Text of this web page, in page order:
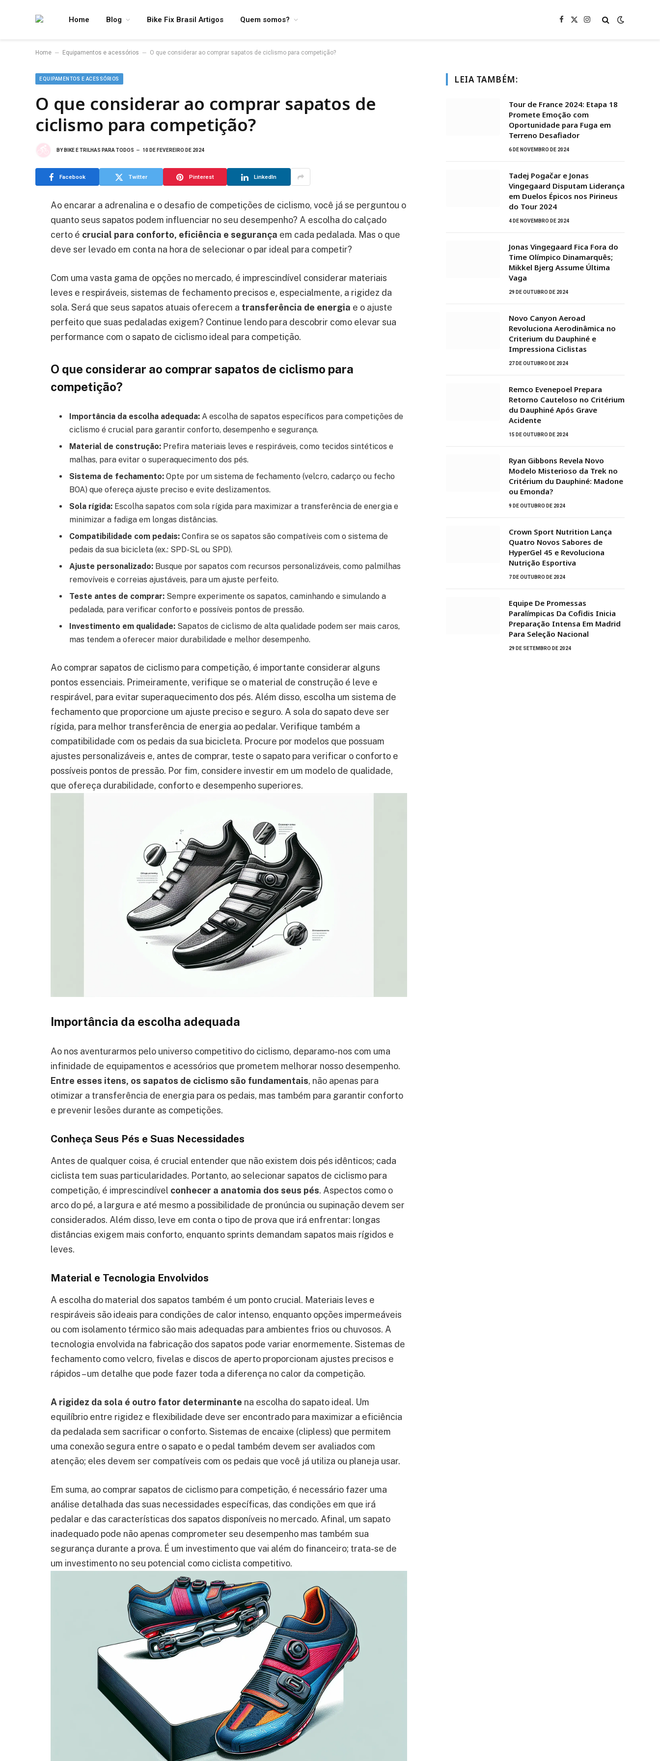
Home Blog Bike Fix Brasil Artigos Quem somos? Facebook
X
Instagram
Home – Equipamentos e acessórios – O que considerar ao comprar sapatos de ciclismo para competição?
EQUIPAMENTOS E ACESSÓRIOS
O que considerar ao comprar sapatos de
ciclismo para competição?
BY BIKE E TRILHAS PARA TODOS 10 DE FEVEREIRO DE 2024
Facebook Twitter Pinterest LinkedIn
Ao encarar a adrenalina e o desafio de competições de ciclismo, você já se perguntou o
quanto seus sapatos podem influenciar no seu desempenho? A escolha do calçado
certo é crucial para conforto, eficiência e segurança em cada pedalada. Mas o que
deve ser levado em conta na hora de selecionar o par ideal para competir?
Com uma vasta gama de opções no mercado, é imprescindível considerar materiais
leves e respiráveis, sistemas de fechamento precisos e, especialmente, a rigidez da
sola. Será que seus sapatos atuais oferecem a transferência de energia e o ajuste
perfeito que suas pedaladas exigem? Continue lendo para descobrir como elevar sua
performance com o sapato de ciclismo ideal para competição.
O que considerar ao comprar sapatos de ciclismo para
competição?
Importância da escolha adequada: A escolha de sapatos específicos para competições de
ciclismo é crucial para garantir conforto, desempenho e segurança.
Material de construção: Prefira materiais leves e respiráveis, como tecidos sintéticos e
malhas, para evitar o superaquecimento dos pés.
Sistema de fechamento: Opte por um sistema de fechamento (velcro, cadarço ou fecho
BOA) que ofereça ajuste preciso e evite deslizamentos.
Sola rígida: Escolha sapatos com sola rígida para maximizar a transferência de energia e
minimizar a fadiga em longas distâncias.
Compatibilidade com pedais: Confira se os sapatos são compatíveis com o sistema de
pedais da sua bicicleta (ex.: SPD-SL ou SPD).
Ajuste personalizado: Busque por sapatos com recursos personalizáveis, como palmilhas
removíveis e correias ajustáveis, para um ajuste perfeito.
Teste antes de comprar: Sempre experimente os sapatos, caminhando e simulando a
pedalada, para verificar conforto e possíveis pontos de pressão.
Investimento em qualidade: Sapatos de ciclismo de alta qualidade podem ser mais caros,
mas tendem a oferecer maior durabilidade e melhor desempenho.
Ao comprar sapatos de ciclismo para competição, é importante considerar alguns
pontos essenciais. Primeiramente, verifique se o material de construção é leve e
respirável, para evitar superaquecimento dos pés. Além disso, escolha um sistema de
fechamento que proporcione um ajuste preciso e seguro. A sola do sapato deve ser
rígida, para melhor transferência de energia ao pedalar. Verifique também a
compatibilidade com os pedais da sua bicicleta. Procure por modelos que possuam
ajustes personalizáveis e, antes de comprar, teste o sapato para verificar o conforto e
possíveis pontos de pressão. Por fim, considere investir em um modelo de qualidade,
que ofereça durabilidade, conforto e desempenho superiores.
Importância da escolha adequada
Ao nos aventurarmos pelo universo competitivo do ciclismo, deparamo-nos com uma
infinidade de equipamentos e acessórios que prometem melhorar nosso desempenho.
Entre esses itens, os sapatos de ciclismo são fundamentais, não apenas para
otimizar a transferência de energia para os pedais, mas também para garantir conforto
e prevenir lesões durante as competições.
Conheça Seus Pés e Suas Necessidades
Antes de qualquer coisa, é crucial entender que não existem dois pés idênticos; cada
ciclista tem suas particularidades. Portanto, ao selecionar sapatos de ciclismo para
competição, é imprescindível conhecer a anatomia dos seus pés. Aspectos como o
arco do pé, a largura e até mesmo a possibilidade de pronúncia ou supinação devem ser
considerados. Além disso, leve em conta o tipo de prova que irá enfrentar: longas
distâncias exigem mais conforto, enquanto sprints demandam sapatos mais rígidos e
leves.
Material e Tecnologia Envolvidos
A escolha do material dos sapatos também é um ponto crucial. Materiais leves e
respiráveis são ideais para condições de calor intenso, enquanto opções impermeáveis
ou com isolamento térmico são mais adequadas para ambientes frios ou chuvosos. A
tecnologia envolvida na fabricação dos sapatos pode variar enormemente. Sistemas de
fechamento como velcro, fivelas e discos de aperto proporcionam ajustes precisos e
rápidos – um detalhe que pode fazer toda a diferença no calor da competição.
A rigidez da sola é outro fator determinante na escolha do sapato ideal. Um
equilíbrio entre rigidez e flexibilidade deve ser encontrado para maximizar a eficiência
da pedalada sem sacrificar o conforto. Sistemas de encaixe (clipless) que permitem
uma conexão segura entre o sapato e o pedal também devem ser avaliados com
atenção; eles devem ser compatíveis com os pedais que você já utiliza ou planeja usar.
Em suma, ao comprar sapatos de ciclismo para competição, é necessário fazer uma
análise detalhada das suas necessidades específicas, das condições em que irá
pedalar e das características dos sapatos disponíveis no mercado. Afinal, um sapato
inadequado pode não apenas comprometer seu desempenho mas também sua
segurança durante a prova. É um investimento que vai além do financeiro; trata-se de
um investimento no seu potencial como ciclista competitivo.
LEIA TAMBÉM:
Tour de France 2024: Etapa 18
Promete Emoção com
Oportunidade para Fuga em
Terreno Desafiador
6 DE NOVEMBRO DE 2024
Tadej Pogačar e Jonas
Vingegaard Disputam Liderança
em Duelos Épicos nos Pirineus
do Tour 2024
4 DE NOVEMBRO DE 2024
Jonas Vingegaard Fica Fora do
Time Olímpico Dinamarquês;
Mikkel Bjerg Assume Última
Vaga
29 DE OUTUBRO DE 2024
Novo Canyon Aeroad
Revoluciona Aerodinâmica no
Criterium du Dauphiné e
Impressiona Ciclistas
27 DE OUTUBRO DE 2024
Remco Evenepoel Prepara
Retorno Cauteloso no Critérium
du Dauphiné Após Grave
Acidente
15 DE OUTUBRO DE 2024
Ryan Gibbons Revela Novo
Modelo Misterioso da Trek no
Critérium du Dauphiné: Madone
ou Emonda?
9 DE OUTUBRO DE 2024
Crown Sport Nutrition Lança
Quatro Novos Sabores de
HyperGel 45 e Revoluciona
Nutrição Esportiva
7 DE OUTUBRO DE 2024
Equipe De Promessas
Paralímpicas Da Cofidis Inicia
Preparação Intensa Em Madrid
Para Seleção Nacional
29 DE SETEMBRO DE 2024